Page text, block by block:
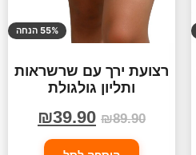
55% הנחה
רצועת ירך עם שרשראות
ותליון גולגולת
₪89.90
₪39.90